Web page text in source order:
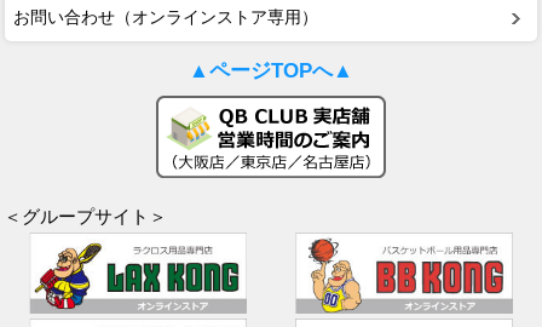
お問い合わせ（オンラインストア専用）
▲ページTOPへ▲
＜グループサイト＞